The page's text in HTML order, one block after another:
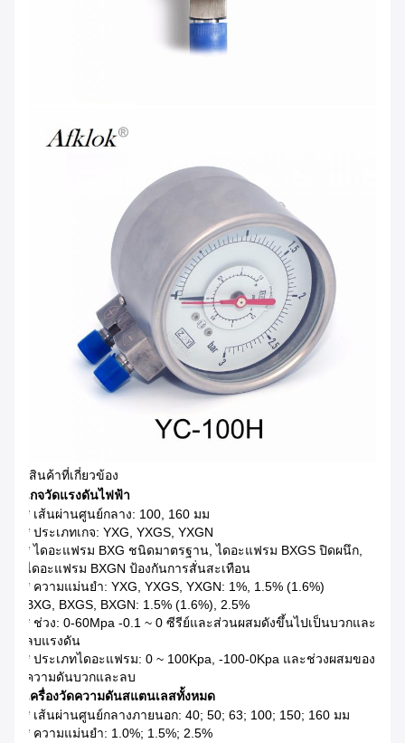
สินค้าที่เกี่ยวข้อง
เกจวัดแรงดันไฟฟ้า
* เส้นผ่านศูนย์กลาง: 100, 160 มม
* ประเภทเกจ: YXG, YXGS, YXGN
* ไดอะแฟรม BXG ชนิดมาตรฐาน, ไดอะแฟรม BXGS ปิดผนึก,
ไดอะแฟรม BXGN ป้องกันการสั่นสะเทือน
* ความแม่นยำ: YXG, YXGS, YXGN: 1%, 1.5% (1.6%)
BXG, BXGS, BXGN: 1.5% (1.6%), 2.5%
* ช่วง: 0-60Mpa -0.1 ~ 0 ซีรีย์และส่วนผสมดังขึ้นไปเป็นบวกและ
ลบแรงดัน
* ประเภทไดอะแฟรม: 0 ~ 100Kpa, -100-0Kpa และช่วงผสมของ
ความดันบวกและลบ
เครื่องวัดความดันสแตนเลสทั้งหมด
* เส้นผ่านศูนย์กลางภายนอก: 40; 50; 63; 100; 150; 160 มม
* ความแม่นยำ: 1.0%; 1.5%; 2.5%